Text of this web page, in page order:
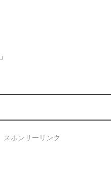
スポンサーリンク